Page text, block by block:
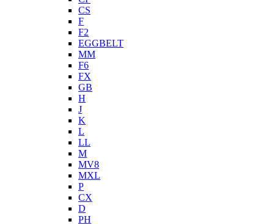
CS
F
F2
EGGBELT
MM
F6
FX
GB
H
J
K
L
LL
M
MV8
MXL
P
CX
D
PH